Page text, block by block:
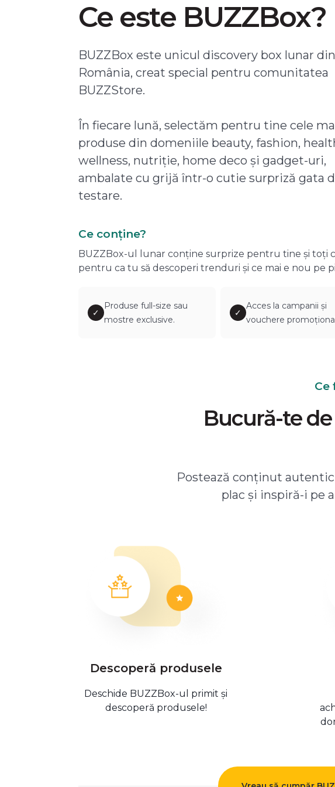
Ce este BUZZBox?
BUZZBox este unicul discovery box lunar din
România, creat special pentru comunitatea
BUZZStore.
În fiecare lună, selectăm pentru tine cele
produse din domeniile beauty, fashion,
wellness, nutriție, home deco și gadget-uri,
ambalate cu grijă într-o cutie surpriză gata
testare.
Ce conține?
BUZZBox-ul lunar conține surprize pentru tine și toți
pentru ca tu să descoperi trenduri și ce mai e nou pe
✓
Produse full-size sau
mostre exclusive.
✓
Acces la campanii și
vouchere
Ce
Bucură-te
Postează conținut
plac și inspiră-i pe
Descoperă produsele
Deschide BUZZBox-ul primit și
descoperă produsele!